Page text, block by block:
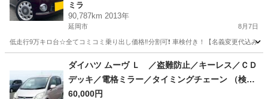
☆ETC付き☆圧迫感無くおしゃれな内装☆ドライ
ブレコーダー付き☆そのまま乗って帰れます‼️③延
ミラ
90,787km 2013年
延岡市 8月7日
低走行9万キロ台☆全てコミコミ乗り出し価格‼️分割可❗️ 車検付き！【名義変更代込
ミラ
ダイハツ ムーヴ Ｌ ／盗難防止／キーレス／ＣＤ
デッキ／電格ミラー／タイミングチェーン （検9.
7）
60,000円